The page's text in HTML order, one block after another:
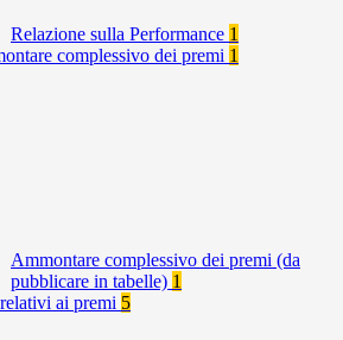
Relazione sulla Performance 1
complessivo dei premi 1
Ammontare complessivo dei premi (da
pubblicare in tabelle) 1
ai premi 5